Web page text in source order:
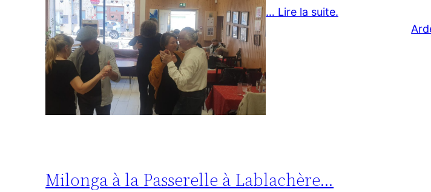
… Lire la suite.
Milonga à la Passerelle à Lablachère…